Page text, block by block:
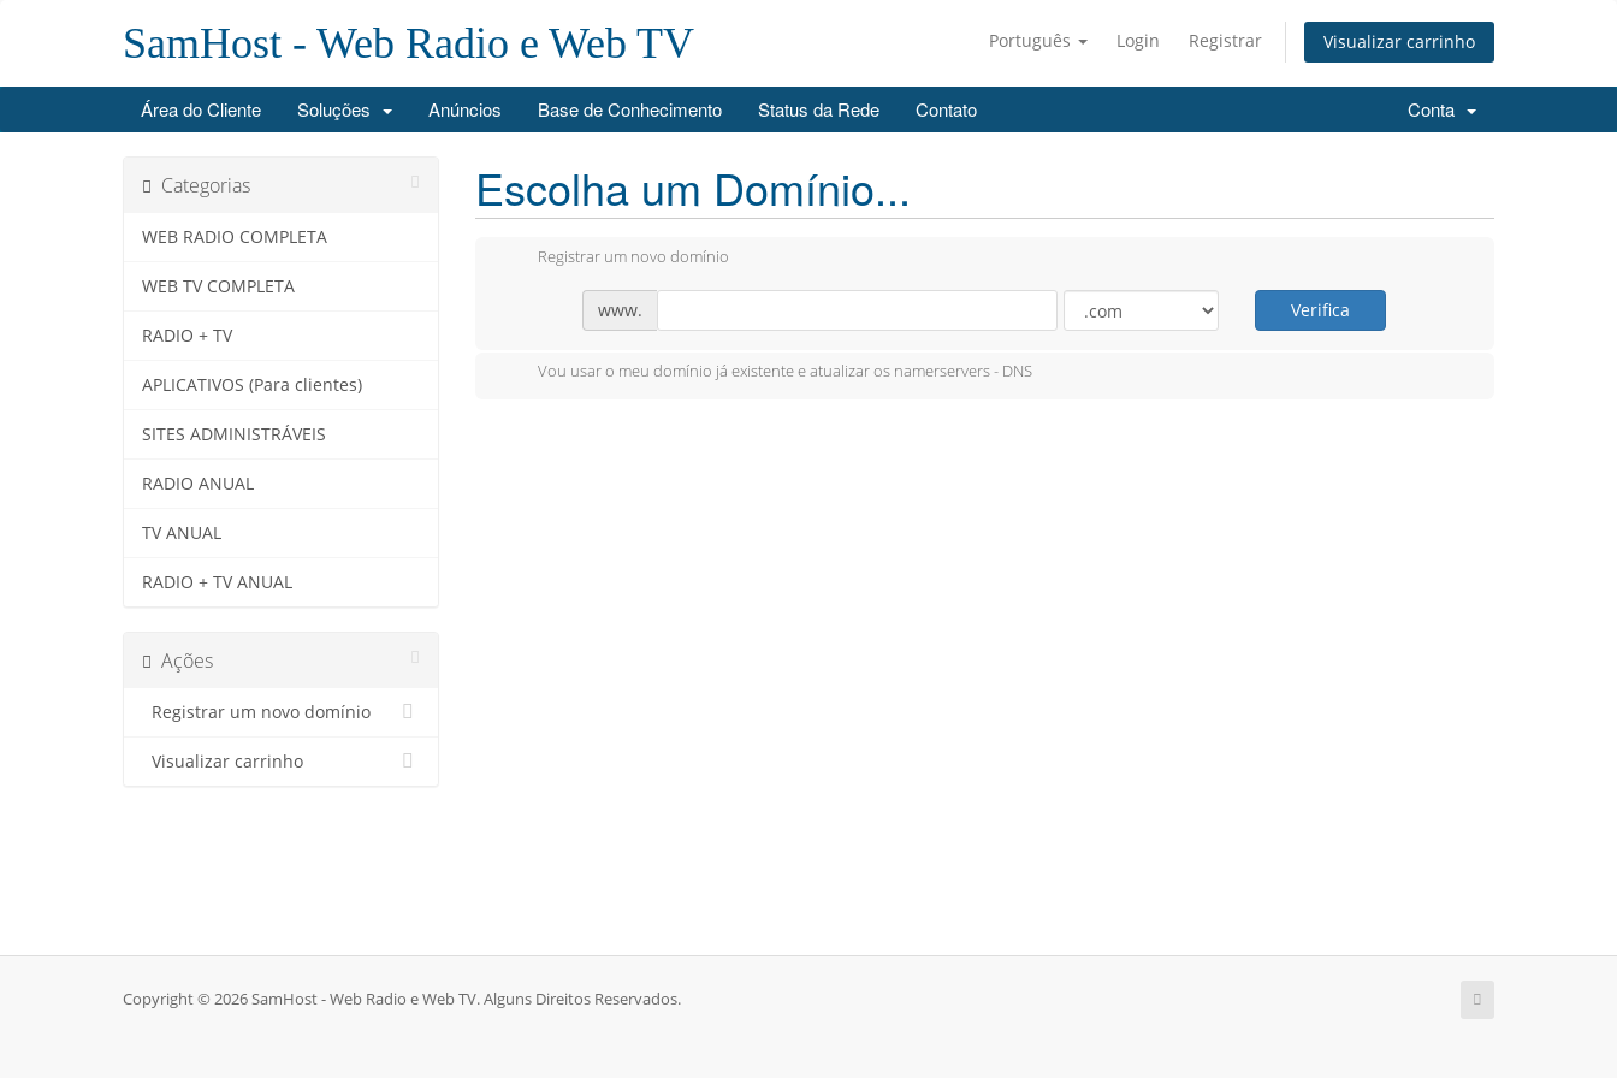
Português Login Registrar Visualizar carrinho
SamHost - Web Radio e Web TV
Área do Cliente Soluções Anúncios Base de Conhecimento Status da Rede Contato Conta
Categorias
WEB RADIO COMPLETA
WEB TV COMPLETA
RADIO + TV
APLICATIVOS (Para clientes)
SITES ADMINISTRÁVEIS
RADIO ANUAL
TV ANUAL
RADIO + TV ANUAL
Ações
Registrar um novo domínio
Visualizar carrinho
Escolha um Domínio...
Registrar um novo domínio
www. Verifica
Vou usar o meu domínio já existente e atualizar os namerservers - DNS
Copyright © 2026 SamHost - Web Radio e Web TV. Alguns Direitos Reservados.